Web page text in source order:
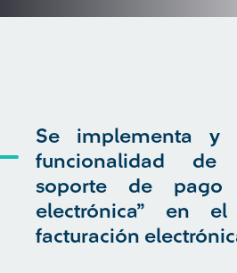
Se implementa y
funcionalidad de
soporte de
electrónica” en
facturación